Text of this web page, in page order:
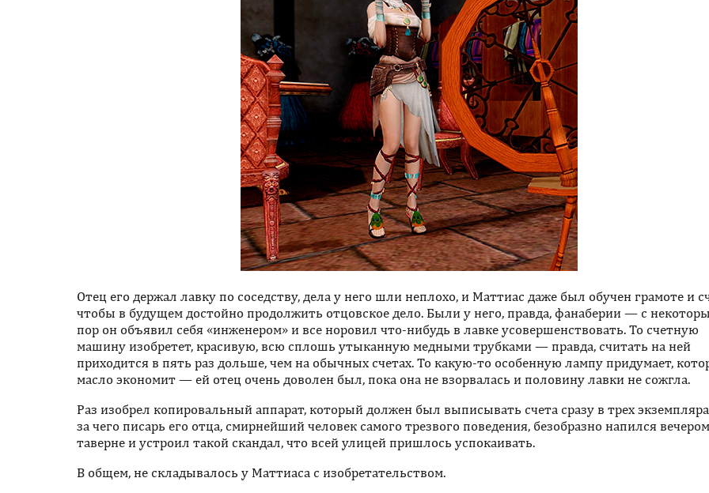
Отец его держал лавку по соседству, дела у него шли неплохо, и Маттиас даже был обучен грамоте и
чтобы в будущем достойно продолжить отцовское дело. Были у него, правда, фанаберии — с
пор он объявил себя «инженером» и все норовил что-нибудь в лавке усовершенствовать. То счетную
машину изобретет, красивую, всю сплошь утыканную медными трубками — правда, считать на ней
приходится в пять раз дольше, чем на обычных счетах. То какую-то особенную лампу придумает,
масло экономит — ей отец очень доволен был, пока она не взорвалась и половину лавки не сожгла.
Раз изобрел копировальный аппарат, который должен был выписывать счета сразу в трех
за чего писарь его отца, смирнейший человек самого трезвого поведения, безобразно напился
таверне и устроил такой скандал, что всей улицей пришлось успокаивать.
В общем, не складывалось у Маттиаса с изобретательством.